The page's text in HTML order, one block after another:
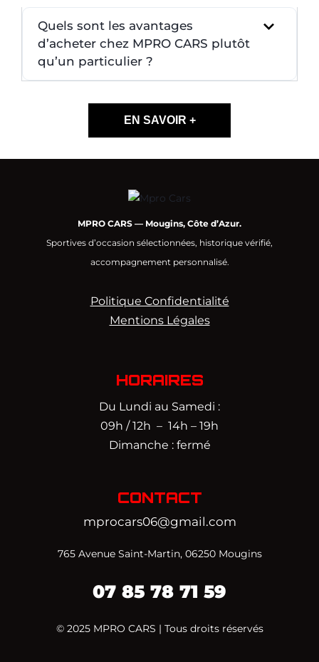
Quels sont les avantages
d’acheter chez MPRO CARS plutôt
qu’un particulier ?
EN SAVOIR +
MPRO CARS — Mougins, Côte d’Azur.
Sportives d’occasion sélectionnées, historique vérifié,
accompagnement personnalisé.
Politique Confidentialité
Mentions Légales
HORAIRES
Du Lundi au Samedi :
09h / 12h – 14h – 19h
Dimanche : fermé
CONTACT
mprocars06@gmail.com
765 Avenue Saint-Martin, 06250 Mougins
07 85 78 71 59‬
© 2025 MPRO CARS | Tous droits réservés